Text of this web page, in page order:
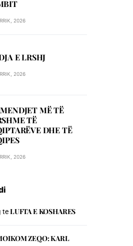
2026
E LRSHJ
2026
MË TË
TË
DHE TË
2026
teLUFTA E KOSHARES
ZEQO: KARL